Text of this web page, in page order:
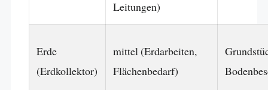
Leitungen)
Erde
(Erdkollektor)
mittel (Erdarbeiten,
Flächenbedarf)